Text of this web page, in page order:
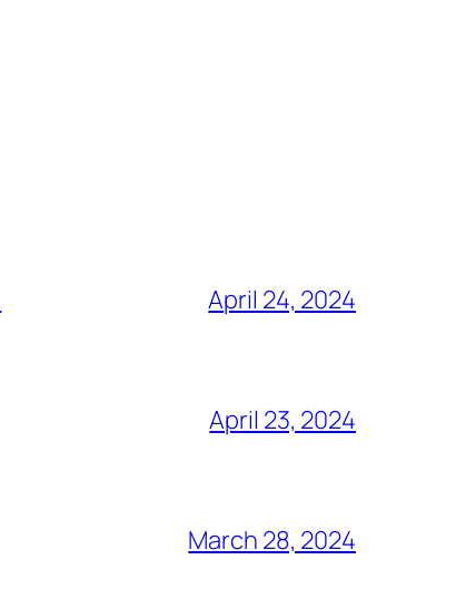
April 24, 2024
April 23, 2024
March 28, 2024